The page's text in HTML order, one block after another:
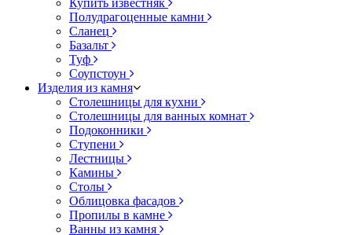
Купить известняк
Полудрагоценные камни
Сланец
Базальт
Туф
Соупстоун
Изделия из камня
Столешницы для кухни
Столешницы для ванных комнат
Подоконники
Ступени
Лестницы
Камины
Столы
Облицовка фасадов
Пропилы в камне
Ванны из камня